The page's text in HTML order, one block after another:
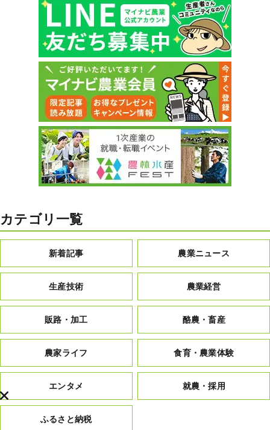
カテゴリ一覧
新着記事 農業ニュース
生産技術 農業経営
販路・加工 酪農・畜産
農家ライフ 食育・農業体験
エンタメ 就農・採用
ふるさと納税